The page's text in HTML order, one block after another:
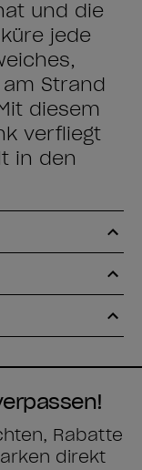
und die
jede
Strand
diesem
verfliegt
in den
Rabatte
direkt